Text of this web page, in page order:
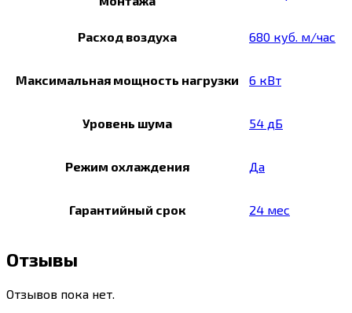
Расход воздуха 680 куб. м/час
Максимальная мощность нагрузки 6 кВт
Уровень шума 54 дБ
Режим охлаждения Да
Гарантийный срок 24 мес
Отзывы
Отзывов пока нет.